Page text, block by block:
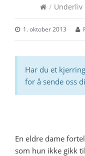
/ Underliv
1. oktober 2013
Har du et
for å sende oss
En eldre dame
som hun ikke gikk